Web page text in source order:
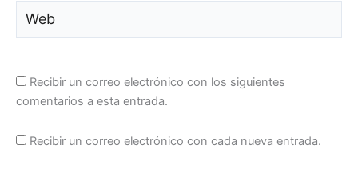
Recibir un correo electrónico con los siguientes
comentarios a esta entrada.
Recibir un correo electrónico con cada nueva entrada.